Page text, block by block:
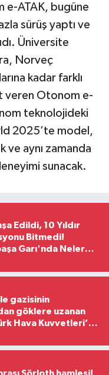
e-ATAK, bugüne
sürüş yaptı ve
Üniversite
Norveç
kadar farklı
veren Otonom e-
teknolojideki
2025’te model,
ve aynı zamanda
sunacak.
Edildi, 10 Yıldır
Bitmedi!
Garı'nda Neler
gazisinin
göklere uzanan
Hava Kuvvetleri’nin